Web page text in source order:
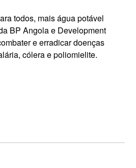
todos, mais água potável
BP Angola e Development
e erradicar doenças
cólera e poliomielite.